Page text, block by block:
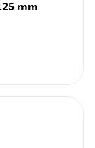
장치가 있는 회전식 캐스터 125 mm